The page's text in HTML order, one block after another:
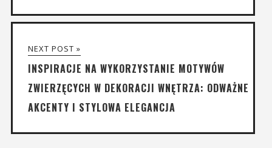
NEXT POST »
INSPIRACJE NA WYKORZYSTANIE MOTYWÓW
ZWIERZĘCYCH W DEKORACJI WNĘTRZA: ODWAŻNE
AKCENTY I STYLOWA ELEGANCJA